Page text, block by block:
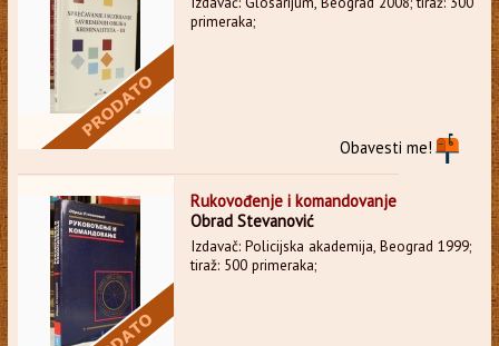
primeraka;
Obavesti me!
Rukovođenje i komandovanje
Obrad Stevanović
Izdavač: Policijska akademija, Beograd 1999;
tiraž: 500 primeraka;